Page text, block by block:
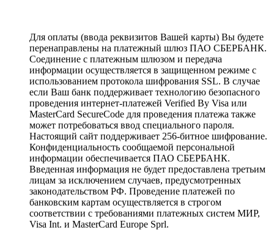
Для оплаты (ввода реквизитов Вашей карты) Вы будете
перенаправлены на платежный шлюз ПАО СБЕРБАНК.
Соединение с платежным шлюзом и передача
информации осуществляется в защищенном режиме с
использованием протокола шифрования SSL. В случае
если Ваш банк поддерживает технологию безопасного
проведения интернет-платежей Verified By Visa или
MasterCard SecureCode для проведения платежа также
может потребоваться ввод специального пароля.
Настоящий сайт поддерживает 256-битное шифрование.
Конфиденциальность сообщаемой персональной
информации обеспечивается ПАО СБЕРБАНК.
Введенная информация не будет предоставлена третьим
лицам за исключением случаев, предусмотренных
законодательством РФ. Проведение платежей по
банковским картам осуществляется в строгом
соответствии с требованиями платежных систем МИР,
Visa Int. и MasterCard Europe Sprl.